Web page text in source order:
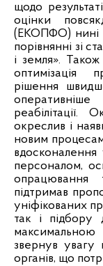
щодо
оцінки
(ЕКОПФО) нині
порівнянні зі
і земля».
оптимізація
рішення
реабілітації.
окреслив і
новим
персоналом,
опрацювання
підтримав
уніфікованих
так і підбору
максимальною
звернув увагу
органів, що